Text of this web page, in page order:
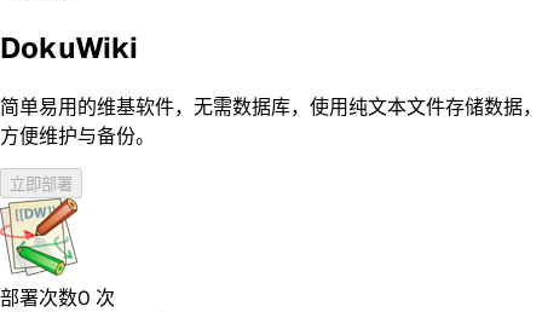
DokuWiki
简单易用的维基软件，无需数据库，使用纯文本文件存储数据，
方便维护与备份。
立即部署
部署次数0 次